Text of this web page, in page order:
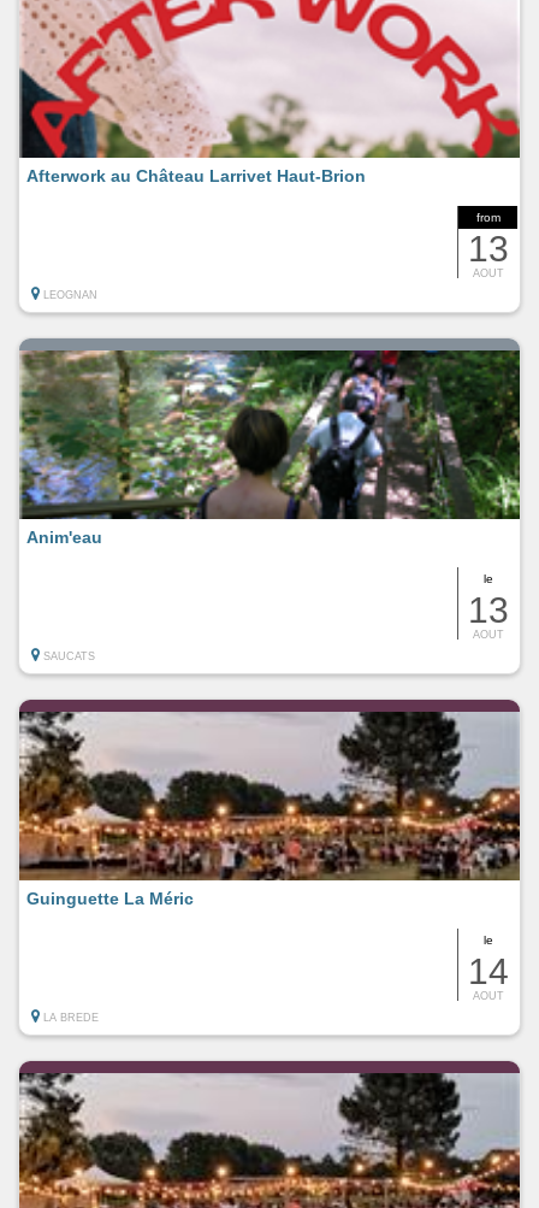
from
13
AOUT
Afterwork au Château Larrivet Haut-Brion
LEOGNAN
le
13
AOUT
Anim'eau
SAUCATS
le
14
AOUT
Guinguette La Méric
LA BREDE